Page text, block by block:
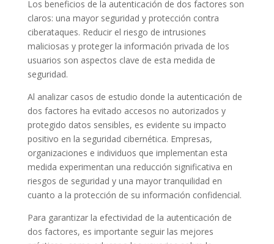
Los beneficios de la autenticación de dos factores son
claros: una mayor seguridad y protección contra
ciberataques. Reducir el riesgo de intrusiones
maliciosas y proteger la información privada de los
usuarios son aspectos clave de esta medida de
seguridad.
Al analizar casos de estudio donde la autenticación de
dos factores ha evitado accesos no autorizados y
protegido datos sensibles, es evidente su impacto
positivo en la seguridad cibernética. Empresas,
organizaciones e individuos que implementan esta
medida experimentan una reducción significativa en
riesgos de seguridad y una mayor tranquilidad en
cuanto a la protección de su información confidencial.
Para garantizar la efectividad de la autenticación de
dos factores, es importante seguir las mejores